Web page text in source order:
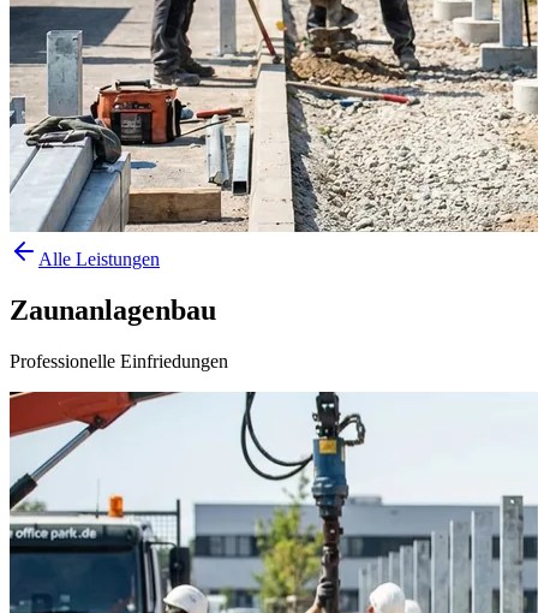
Alle Leistungen
Zaunanlagenbau
Professionelle Einfriedungen